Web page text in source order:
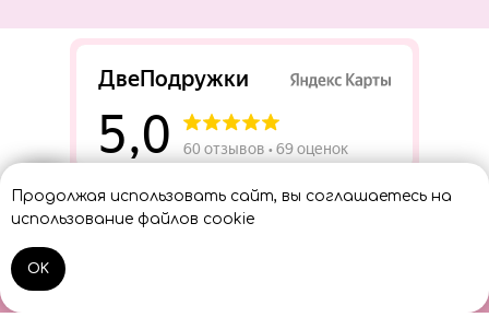
Home
Продолжая использовать сайт, вы соглашаетесь на
использование файлов cookie
OK
Разработать сайт
Консультант